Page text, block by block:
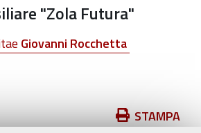
"Zola Futura"
Giovanni Rocchetta
STAMPA